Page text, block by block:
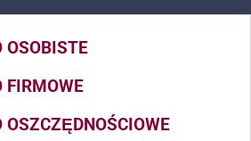
OSOBISTE
FIRMOWE